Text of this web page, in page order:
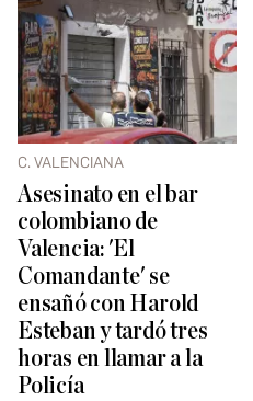
C. VALENCIANA
Asesinato en el bar
colombiano de
Valencia: 'El
Comandante' se
ensañó con Harold
Esteban y tardó tres
horas en llamar a la
Policía